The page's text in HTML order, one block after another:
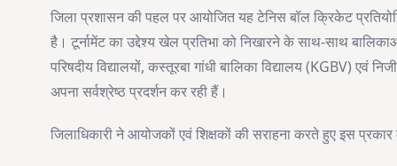
जिला प्रशासन की पहल पर आयोजित यह टेनिस बॉल क्रिकेट
है। टूर्नामेंट का उद्देश्य खेल प्रतिभा को निखारने के साथ-साथ
परिषदीय विद्यालयों, कस्तूरबा गांधी बालिका विद्यालय (KGBV)
अपना सर्वश्रेष्ठ प्रदर्शन कर रही हैं।
जिलाधिकारी ने आयोजकों एवं शिक्षकों की सराहना करते हुए इस